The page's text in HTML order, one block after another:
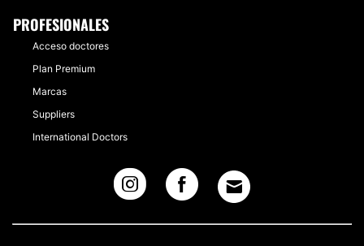
PROFESIONALES
Acceso doctores
Plan Premium
Marcas
Suppliers
International Doctors